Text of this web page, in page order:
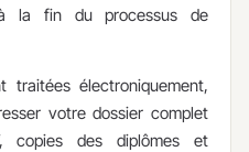
à la fin du processus de
électroniquement,
votre dossier complet
copies des diplômes et